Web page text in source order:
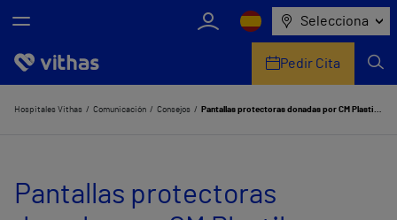
Selecciona
Nosotros
Servicios de salud
Pedir Cita
Hospitales Vithas Comunicación Consejos Pantallas protectoras donadas por CM Plastik y Weidner Ibérica
Pantallas protectoras